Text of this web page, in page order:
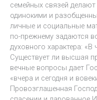
семейных связей
одинокими и
личные и социальные
по-прежнему задаются
духовного характера:
Существует ли высшая
вечные вопросы дает
«вчера и сегодня и
Провозглашенная